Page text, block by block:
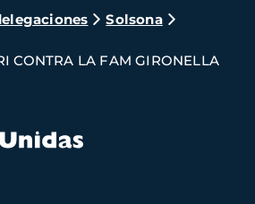
Solsona
CONTRA LA FAM GIRONELLA